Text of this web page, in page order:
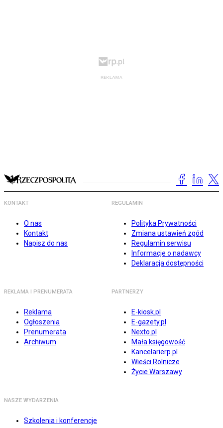
KONTAKT
O nas
Kontakt
Napisz do nas
REGULAMIN
Polityka Prywatności
Zmiana ustawień zgód
Regulamin serwisu
Informacje o nadawcy
Deklaracja dostępności
REKLAMA I PRENUMERATA
Reklama
Ogłoszenia
Prenumerata
Archiwum
PARTNERZY
E-kiosk.pl
E-gazety.pl
Nexto.pl
Mała księgowość
Kancelarierp.pl
Wieści Rolnicze
Życie Warszawy
NASZE WYDARZENIA
Szkolenia i konferencje